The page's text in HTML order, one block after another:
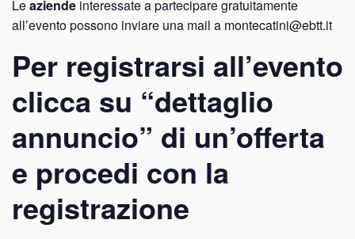
Leaziende interessate a partecipare gratuitamente
all’evento possono inviare una mail a montecatini@ebtt.it
Per registrarsi all’evento
clicca su “dettaglio
annuncio” di un’offerta
e procedi con la
registrazione